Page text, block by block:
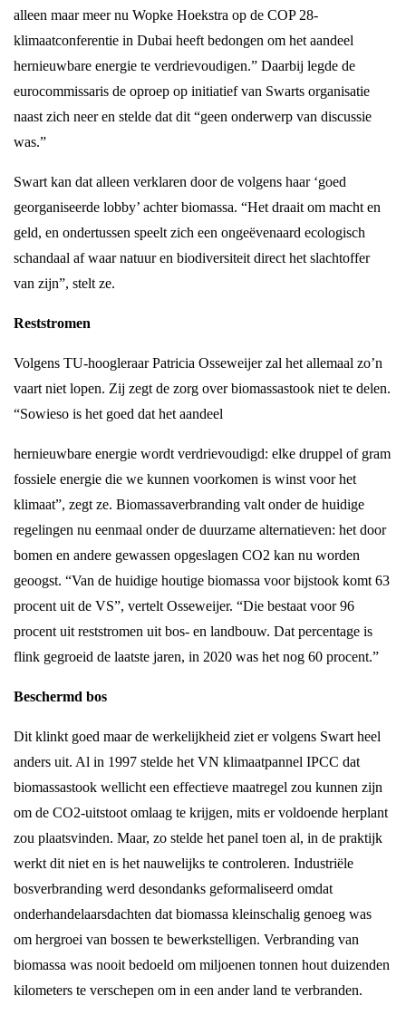
alleen maar meer nu Wopke Hoekstra op de COP 28-
klimaatconferentie in Dubai heeft bedongen om het aandeel
hernieuwbare energie te verdrievoudigen.” Daarbij legde de
eurocommissaris de oproep op initiatief van Swarts organisatie
naast zich neer en stelde dat dit “geen onderwerp van discussie
was.”
Swart kan dat alleen verklaren door de volgens haar ‘goed
georganiseerde lobby’ achter biomassa. “Het draait om macht en
geld, en ondertussen speelt zich een ongeëvenaard ecologisch
schandaal af waar natuur en biodiversiteit direct het slachtoffer
van zijn”, stelt ze.
Reststromen
Volgens TU-hoogleraar Patricia Osseweijer zal het allemaal zo’n
vaart niet lopen. Zij zegt de zorg over biomassastook niet te delen.
“Sowieso is het goed dat het aandeel
hernieuwbare energie wordt verdrievoudigd: elke druppel of gram
fossiele energie die we kunnen voorkomen is winst voor het
klimaat”, zegt ze. Biomassaverbranding valt onder de huidige
regelingen nu eenmaal onder de duurzame alternatieven: het door
bomen en andere gewassen opgeslagen CO2 kan nu worden
geoogst. “Van de huidige houtige biomassa voor bijstook komt 63
procent uit de VS”, vertelt Osseweijer. “Die bestaat voor 96
procent uit reststromen uit bos- en landbouw. Dat percentage is
flink gegroeid de laatste jaren, in 2020 was het nog 60 procent.”
Beschermd bos
Dit klinkt goed maar de werkelijkheid ziet er volgens Swart heel
anders uit. Al in 1997 stelde het VN klimaatpannel IPCC dat
biomassastook wellicht een effectieve maatregel zou kunnen zijn
om de CO2-uitstoot omlaag te krijgen, mits er voldoende herplant
zou plaatsvinden. Maar, zo stelde het panel toen al, in de praktijk
werkt dit niet en is het nauwelijks te controleren. Industriële
bosverbranding werd desondanks geformaliseerd omdat
onderhandelaarsdachten dat biomassa kleinschalig genoeg was
om hergroei van bossen te bewerkstelligen. Verbranding van
biomassa was nooit bedoeld om miljoenen tonnen hout duizenden
kilometers te verschepen om in een ander land te verbranden.